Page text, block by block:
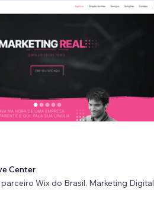
Center
Wix do Brasil. Marketing Digital